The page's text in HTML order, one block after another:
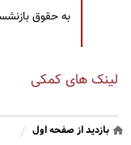
به حقوق
لینک های کمکی
بازدید از صفحه اول /